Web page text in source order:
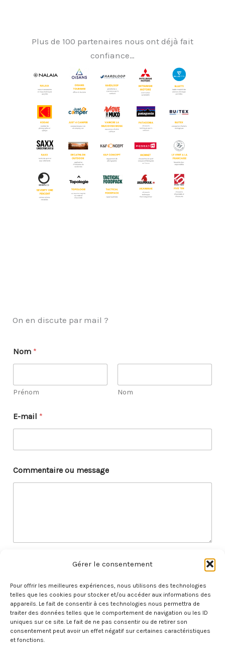
Gérer le consentement
Pour offrir les meilleures expériences, nous utilisons des technologies
telles que les cookies pour stocker et/ou accéder aux informations des
appareils. Le fait de consentir à ces technologies nous permettra de
traiter des données telles que le comportement de navigation ou les ID
uniques sur ce site. Le fait de ne pas consentir ou de retirer son
consentement peut avoir un effet négatif sur certaines caractéristiques
et fonctions.
Plus de 100 partenaires nous ont déjà fait
confiance…
On en discute par mail ?
Nom *
Prénom Nom
E-mail *
Commentaire ou message